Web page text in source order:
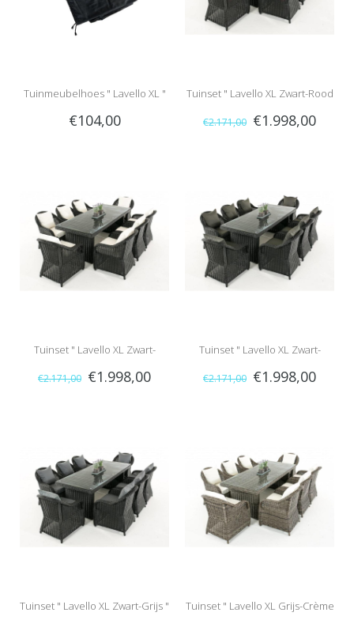
Tuinmeubelhoes " Lavello XL "
€104,00
Tuinset " Lavello XL Zwart-Rood
"
€2.171,00 €1.998,00
Tuinset " Lavello XL Zwart-
Crème "
€2.171,00 €1.998,00
Tuinset " Lavello XL Zwart-
Antraciet "
€2.171,00 €1.998,00
Tuinset " Lavello XL Zwart-Grijs " Tuinset " Lavello XL Grijs-Crème